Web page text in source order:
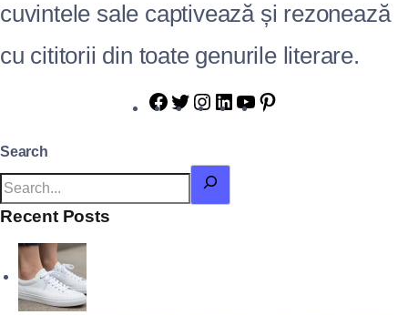
cuvintele sale captivează și rezonează
cu cititorii din toate genurile literare.
Search
Recent Posts